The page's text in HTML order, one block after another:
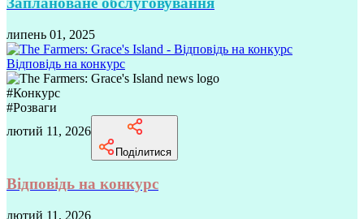
липень 01, 2025
Відповідь на конкурс
#Конкурс
#Розваги
лютий 11, 2026
Поділитися
Відповідь на конкурс
лютий 11, 2026